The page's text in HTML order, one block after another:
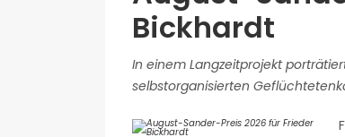
Bickhardt
In einem Langzeitprojekt
selbstorganisierten